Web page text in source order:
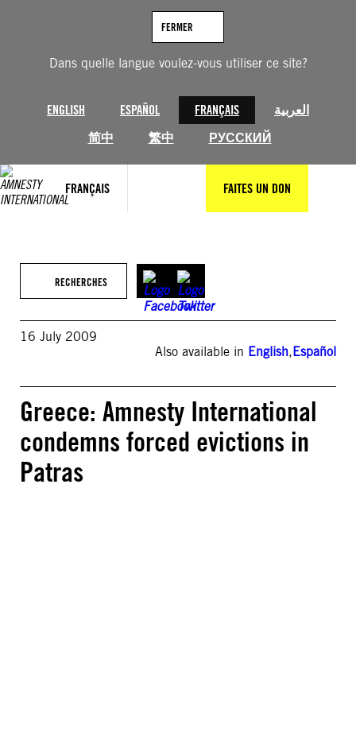
Dans quelle langue voulez-vous utiliser ce site?
ENGLISH ESPAÑOL FRANÇAIS
العربية
简中
繁中 РУССКИЙ
FERMER
FRANÇAIS FAITES UN DON
RECHERCHES
16 July 2009
Also available in English,Español
Greece: Amnesty International
condemns forced evictions in
Patras